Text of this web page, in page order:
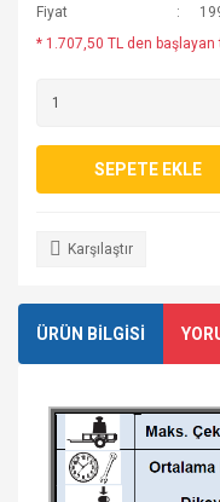
Fiyat
* 1.707,50 TL den
SEPETE EKLE
Karşılaştır
ÜRÜN BİLGİSİ